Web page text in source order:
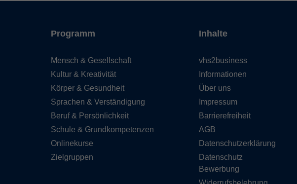
Programm
Mensch & Gesellschaft
Kultur & Kreativität
Körper & Gesundheit
Sprachen & Verständigung
Beruf & Persönlichkeit
Schule & Grundkompetenzen
Onlinekurse
Zielgruppen
Inhalte
vhs2business
Informationen
Über uns
Impressum
Barrierefreiheit
AGB
Datenschutzerklärung
Datenschutz
Bewerbung